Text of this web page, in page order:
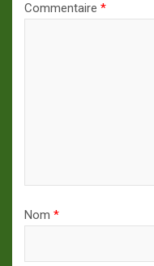
Commentaire *
Nom *